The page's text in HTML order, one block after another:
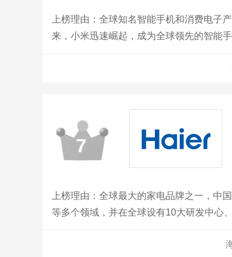
上榜理由：全球知名智能手机和消费电子
来，小米迅速崛起，成为全球领先的智能
7
上榜理由：全球最大的家电品牌之一，中
等多个领域，并在全球设有10大研发中心
年海尔实现全球收入3718亿元，利润总额